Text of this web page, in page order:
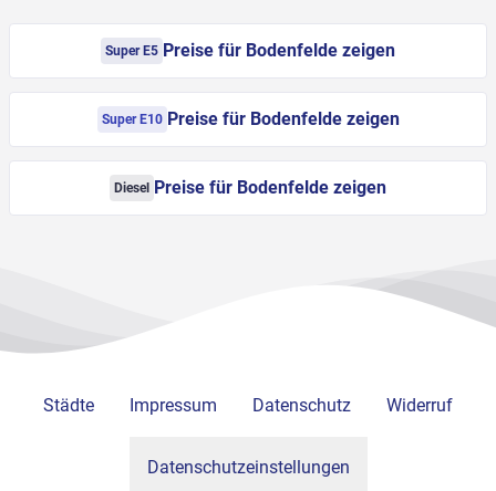
Super E5 Preise für Bodenfelde zeigen
Super E10 Preise für Bodenfelde zeigen
Diesel Preise für Bodenfelde zeigen
Städte Impressum Datenschutz Widerruf
Datenschutzeinstellungen